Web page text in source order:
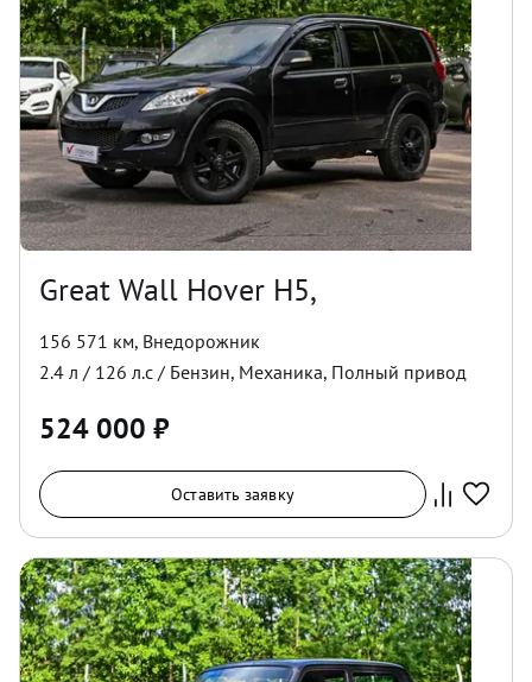
Great Wall Hover H5,
156 571 км, Внедорожник
2.4 л / 126 л.с / Бензин, Механика, Полный привод
524 000 ₽
Оставить заявку